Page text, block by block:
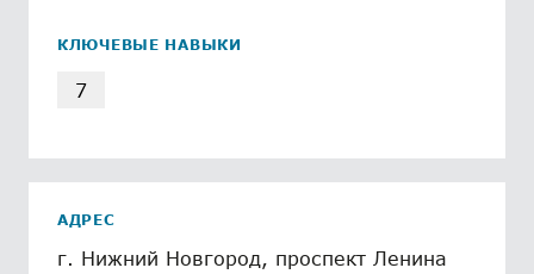
КЛЮЧЕВЫЕ НАВЫКИ
7
АДРЕС
г. Нижний Новгород, проспект Ленина